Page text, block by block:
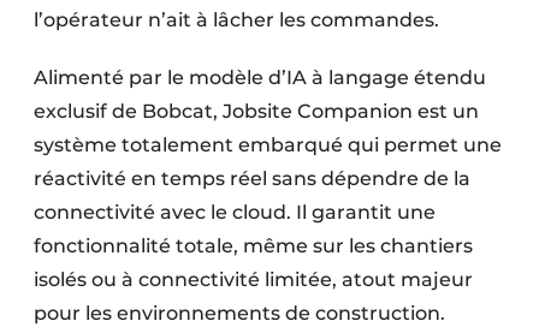
l’opérateur n’ait à lâcher les commandes.
Alimenté par le modèle d’IA à langage étendu
exclusif de Bobcat, Jobsite Companion est un
système totalement embarqué qui permet une
réactivité en temps réel sans dépendre de la
connectivité avec le cloud. Il garantit une
fonctionnalité totale, même sur les chantiers
isolés ou à connectivité limitée, atout majeur
pour les environnements de construction.